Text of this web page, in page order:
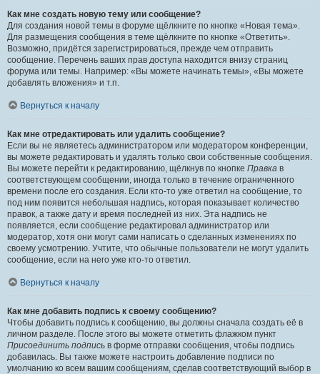
Как мне создать новую тему или сообщение?
Для создания новой темы в форуме щёлкните по кнопке «Новая тема».
Для размещения сообщения в теме щёлкните по кнопке «Ответить».
Возможно, придётся зарегистрироваться, прежде чем отправить
сообщение. Перечень ваших прав доступа находится внизу страниц
форума или темы. Например: «Вы можете начинать темы», «Вы можете
добавлять вложения» и т.п.
Вернуться к началу
Как мне отредактировать или удалить сообщение?
Если вы не являетесь администратором или модератором конференции,
вы можете редактировать и удалять только свои собственные сообщения.
Вы можете перейти к редактированию, щёлкнув по кнопке Правка в
соответствующем сообщении, иногда только в течение ограниченного
времени после его создания. Если кто-то уже ответил на сообщение, то
под ним появится небольшая надпись, которая показывает количество
правок, а также дату и время последней из них. Эта надпись не
появляется, если сообщение редактировал администратор или
модератор, хотя они могут сами написать о сделанных изменениях по
своему усмотрению. Учтите, что обычные пользователи не могут удалить
сообщение, если на него уже кто-то ответил.
Вернуться к началу
Как мне добавить подпись к своему сообщению?
Чтобы добавить подпись к сообщению, вы должны сначала создать её в
личном разделе. После этого вы можете отметить флажком пункт
Присоединить подпись в форме отправки сообщения, чтобы подпись
добавилась. Вы также можете настроить добавление подписи по
умолчанию ко всем вашим сообщениям, сделав соответствующий выбор в